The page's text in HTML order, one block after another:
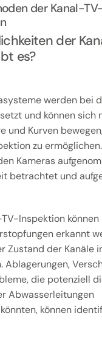
der Kanal-
der
es?
werden bei
und können sich
und Kurven
zu
Kameras
betrachtet und
Inspektion
erkannt
Zustand der Kanäle
Ablagerungen,
die potenziell
Abwasserleitungen
können